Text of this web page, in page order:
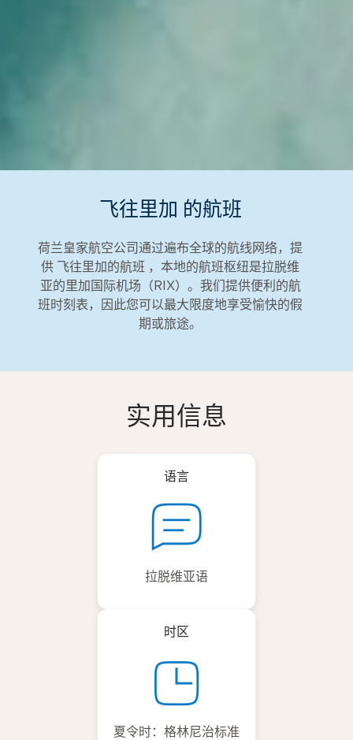
飞往里加 的航班
荷兰皇家航空公司通过遍布全球的航线网络，提
供 飞往里加的航班 ，本地的航班枢纽是拉脱维
亚的里加国际机场（RIX）。我们提供便利的航
班时刻表，因此您可以最大限度地享受愉快的假
期或旅途。
实用信息
语言
拉脱维亚语
时区
夏令时：格林尼治标准